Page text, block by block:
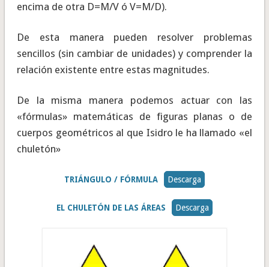
encima de otra D=M/V ó V=M/D).
De esta manera pueden resolver problemas
sencillos (sin cambiar de unidades) y comprender la
relación existente entre estas magnitudes.
De la misma manera podemos actuar con las
«fórmulas» matemáticas de figuras planas o de
cuerpos geométricos al que Isidro le ha llamado «el
chuletón»
TRIÁNGULO / FÓRMULA Descarga
EL CHULETÓN DE LAS ÁREAS Descarga